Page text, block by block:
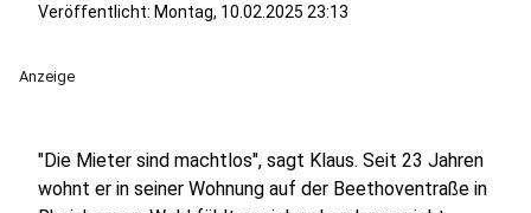
Veröffentlicht: Montag, 10.02.2025 23:13
Anzeige
"Die Mieter sind machtlos", sagt Klaus. Seit 23 Jahren
wohnt er in seiner Wohnung auf der Beethoventraße in